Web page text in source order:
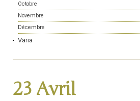
Octobre
Novembre
Décembre
Varia
23 Avril